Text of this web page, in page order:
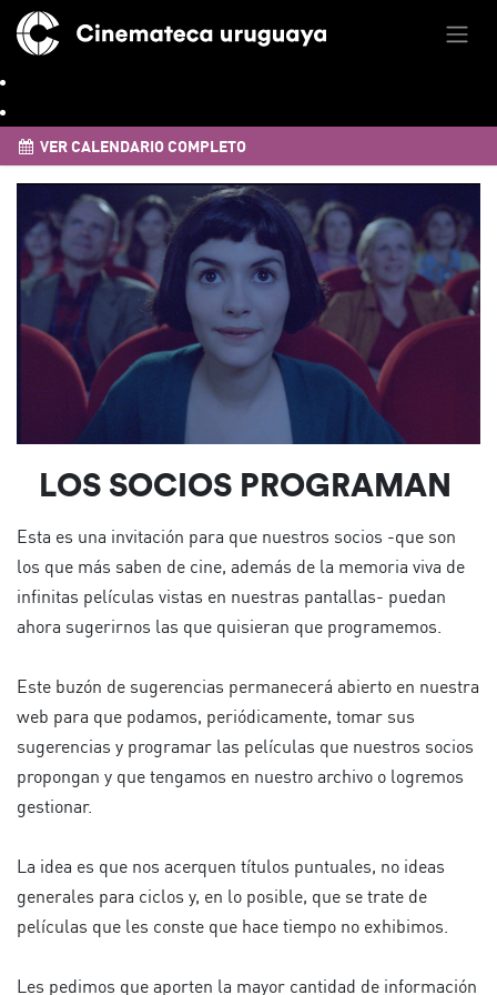
VER CALENDARIO COMPLETO
LOS SOCIOS PROGRAMAN
Esta es una invitación para que nuestros socios -que son
los que más saben de cine, además de la memoria viva de
infinitas películas vistas en nuestras pantallas- puedan
ahora sugerirnos las que quisieran que programemos.
Este buzón de sugerencias permanecerá abierto en nuestra
web para que podamos, periódicamente, tomar sus
sugerencias y programar las películas que nuestros socios
propongan y que tengamos en nuestro archivo o logremos
gestionar.
La idea es que nos acerquen títulos puntuales, no ideas
generales para ciclos y, en lo posible, que se trate de
películas que les conste que hace tiempo no exhibimos.
Les pedimos que aporten la mayor cantidad de información